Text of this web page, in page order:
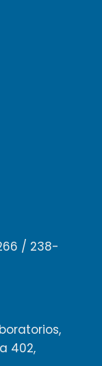
/ 238-
402,